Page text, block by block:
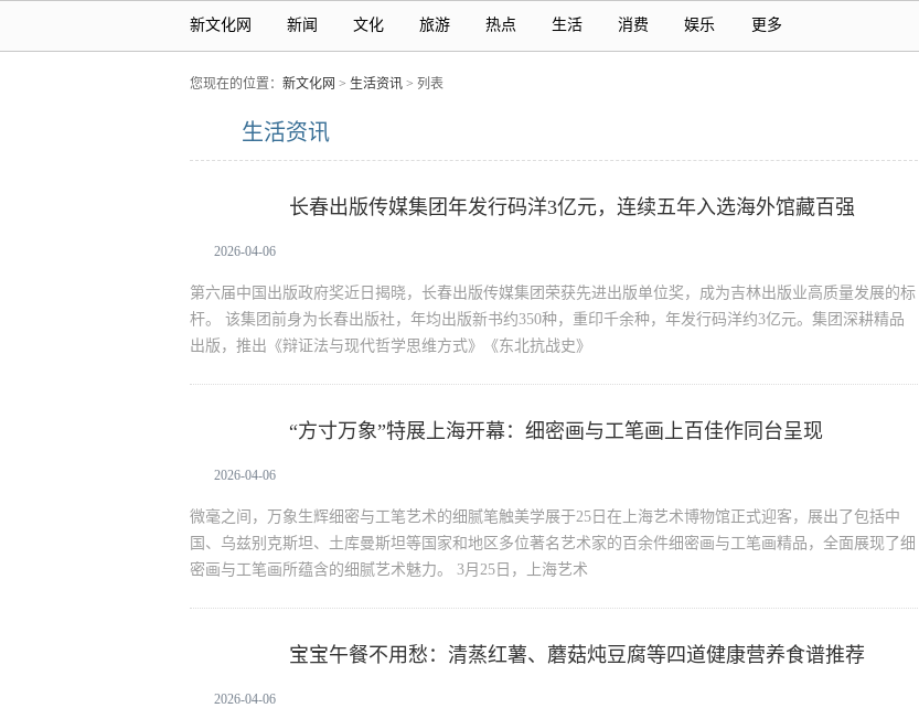
新文化网 新闻 文化 旅游 热点 生活 消费 娱乐 更多
您现在的位置： 新文化网 > 生活资讯 > 列表
生活资讯
长春出版传媒集团年发行码洋3亿元，连续五年入选海外馆藏百强
2026-04-06
第六届中国出版政府奖近日揭晓，长春出版传媒集团荣获先进出版单位奖，成为吉林出版业高质量发展的标
杆。 该集团前身为长春出版社，年均出版新书约350种，重印千余种，年发行码洋约3亿元。集团深耕精品
出版，推出《辩证法与现代哲学思维方式》《东北抗战史》
“方寸万象”特展上海开幕：细密画与工笔画上百佳作同台呈现
2026-04-06
微毫之间，万象生辉细密与工笔艺术的细腻笔触美学展于25日在上海艺术博物馆正式迎客，展出了包括中
国、乌兹别克斯坦、土库曼斯坦等国家和地区多位著名艺术家的百余件细密画与工笔画精品，全面展现了细
密画与工笔画所蕴含的细腻艺术魅力。 3月25日，上海艺术
宝宝午餐不用愁：清蒸红薯、蘑菇炖豆腐等四道健康营养食谱推荐
2026-04-06